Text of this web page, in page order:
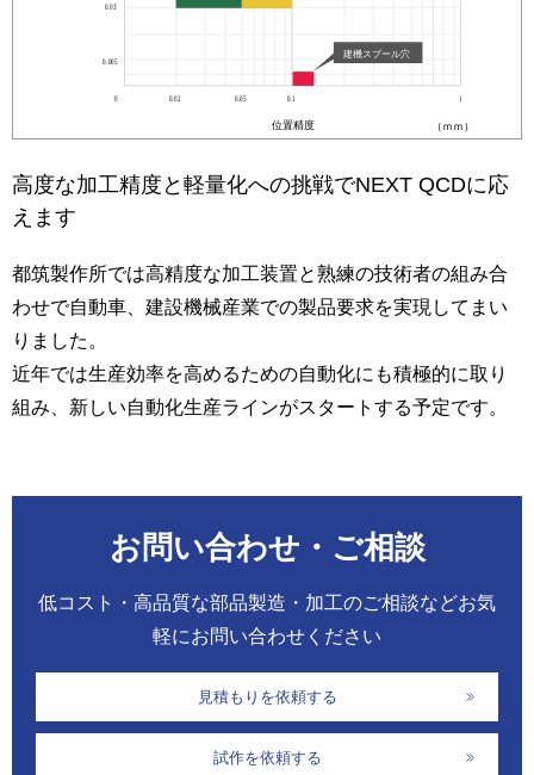
高度な加工精度と軽量化への挑戦でNEXT QCDに応
えます
都筑製作所では高精度な加工装置と熟練の技術者の組み合
わせで自動車、建設機械産業での製品要求を実現してまい
りました。
近年では生産効率を高めるための自動化にも積極的に取り
組み、新しい自動化生産ラインがスタートする予定です。
お問い合わせ・ご相談
低コスト・高品質な部品製造・加工のご相談などお気
軽にお問い合わせください
見積もりを依頼する
試作を依頼する